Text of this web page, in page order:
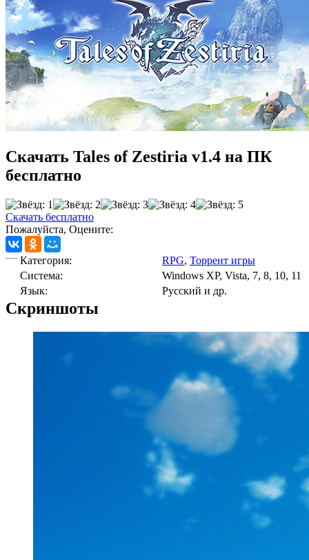
Скачать Tales of Zestiria v1.4 на ПК
бесплатно
Скачать бесплатно
Пожалуйста, Оцените:
Категория: RPG, Торрент игры
Cистема:
Windows XP, Vista, 7, 8, 10, 11
Язык:
Русский и др.
Скриншоты